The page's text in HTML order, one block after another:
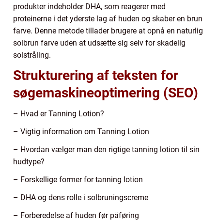
produkter indeholder DHA, som reagerer med
proteinerne i det yderste lag af huden og skaber en brun
farve. Denne metode tillader brugere at opnå en naturlig
solbrun farve uden at udsætte sig selv for skadelig
solstråling.
Strukturering af teksten for
søgemaskineoptimering (SEO)
– Hvad er Tanning Lotion?
– Vigtig information om Tanning Lotion
– Hvordan vælger man den rigtige tanning lotion til sin
hudtype?
– Forskellige former for tanning lotion
– DHA og dens rolle i solbruningscreme
– Forberedelse af huden før påføring